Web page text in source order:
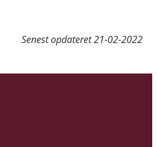
Senest opdateret21-02-2022